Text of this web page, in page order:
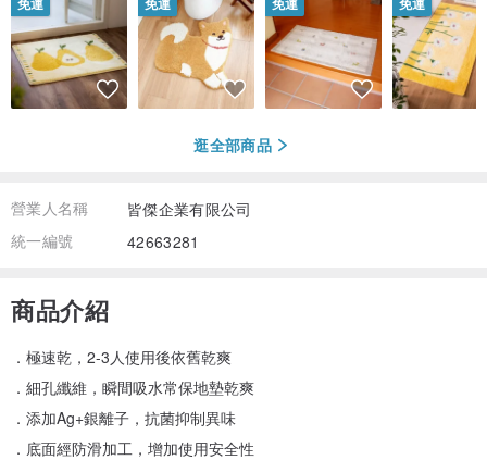
免運 免運 免運 免運
逛全部商品
營業人名稱
皆傑企業有限公司
統一編號
42663281
商品介紹
．極速乾，2-3人使用後依舊乾爽
．細孔纖維，瞬間吸水常保地墊乾爽
．添加Ag+銀離子，抗菌抑制異味
．底面經防滑加工，增加使用安全性